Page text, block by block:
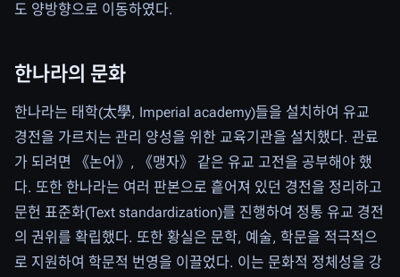
도 양방향으로 이동하였다.
한나라의 문화
한나라는 태학(太學, Imperial academy)들을 설치하여 유교
경전을 가르치는 관리 양성을 위한 교육기관을 설치했다. 관료
가 되려면 《논어》, 《맹자》 같은 유교 고전을 공부해야 했
다. 또한 한나라는 여러 판본으로 흩어져 있던 경전을 정리하고
문헌 표준화(Text standardization)를 진행하여 정통 유교 경전
의 권위를 확립했다. 또한 황실은 문학, 예술, 학문을 적극적으
로 지원하여 학문적 번영을 이끌었다. 이는 문화적 정체성을 강